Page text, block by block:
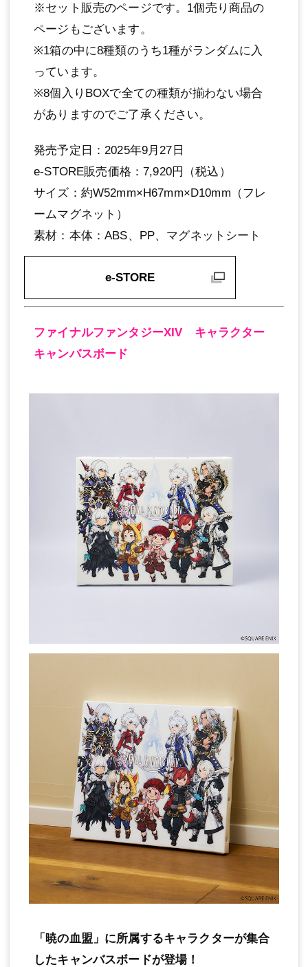
※セット販売のページです。1個売り商品の
ページもございます。
※1箱の中に8種類のうち1種がランダムに入
っています。
※8個入りBOXで全ての種類が揃わない場合
がありますのでご了承ください。
発売予定日：2025年9月27日
e-STORE販売価格：7,920円（税込）
サイズ：約W52mm×H67mm×D10mm（フレ
ームマグネット）
素材：本体：ABS、PP、マグネットシート
e-STORE
ファイナルファンタジーXIV キャラクター
キャンバスボード
「暁の血盟」に所属するキャラクターが集合
したキャンバスボードが登場！